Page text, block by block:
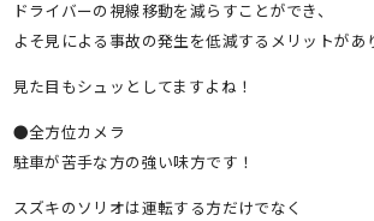
ドライバーの視線移動を減らすことができ、
よそ見による事故の発生を低減するメリットがあ
見た目もシュッとしてますよね！
●全方位カメラ
駐車が苦手な方の強い味方です！
スズキのソリオは運転する方だけでなく